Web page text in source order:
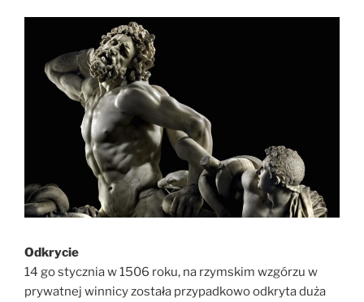
Odkrycie
14 go stycznia w 1506 roku, na rzymskim wzgórzu w
prywatnej winnicy została przypadkowo odkryta duża